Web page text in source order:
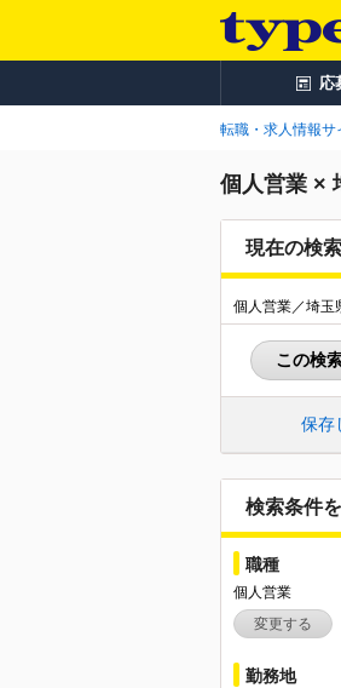
応
転職・求人情報サ
個人営業 ×
現在の検
個人営業／埼玉
この検
保存
検索条件
職種
個人営業
変更する
勤務地